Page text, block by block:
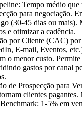
Tempo médio que
para negociação.
(30-45 dias ou mais).
e otimizar a cadência.
por Cliente (CAC) por
E-mail, Eventos,
o menor custo.
gastos por canal
de Prospecção para
clientes
1-5% em